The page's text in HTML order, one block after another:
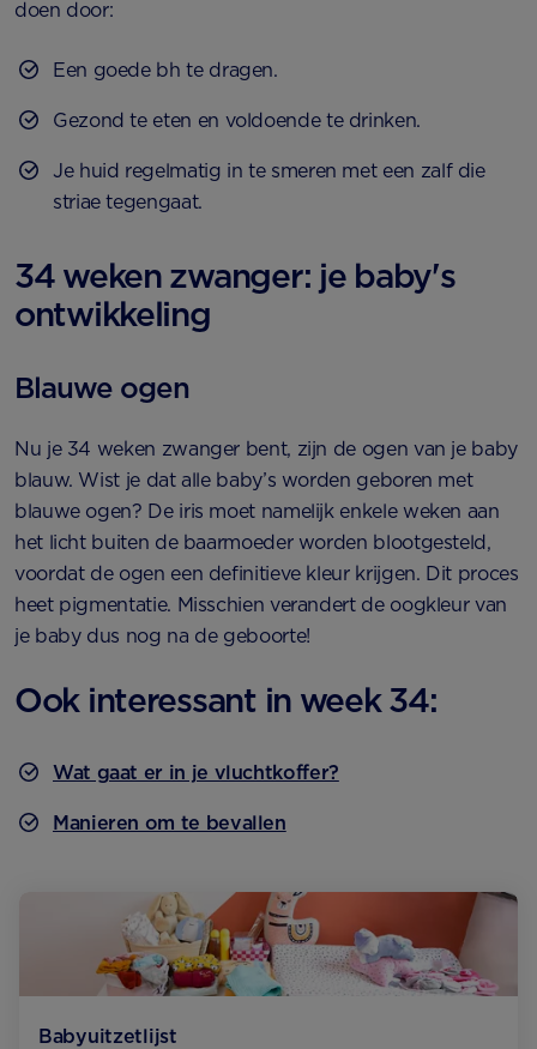
doen door:
Een goede bh te dragen.
Gezond te eten en voldoende te drinken.
Je huid regelmatig in te smeren met een zalf die
striae tegengaat.
34 weken zwanger: je baby's
ontwikkeling
Blauwe ogen
Nu je 34 weken zwanger bent, zijn de ogen van je baby
blauw. Wist je dat alle baby’s worden geboren met
blauwe ogen? De iris moet namelijk enkele weken aan
het licht buiten de baarmoeder worden blootgesteld,
voordat de ogen een definitieve kleur krijgen. Dit proces
heet pigmentatie. Misschien verandert de oogkleur van
je baby dus nog na de geboorte!
Ook interessant in week 34:
Wat gaat er in je vluchtkoffer?
Manieren om te bevallen
Babyuitzetlijst